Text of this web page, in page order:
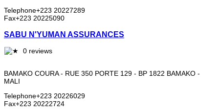
Telephone+223 20227289
Fax+223 20225090
SABU N'YUMAN ASSURANCES
0 reviews
BAMAKO COURA - RUE 350 PORTE 129 - BP 1822 BAMAKO -
MALI
Telephone+223 20226029
Fax+223 20222724